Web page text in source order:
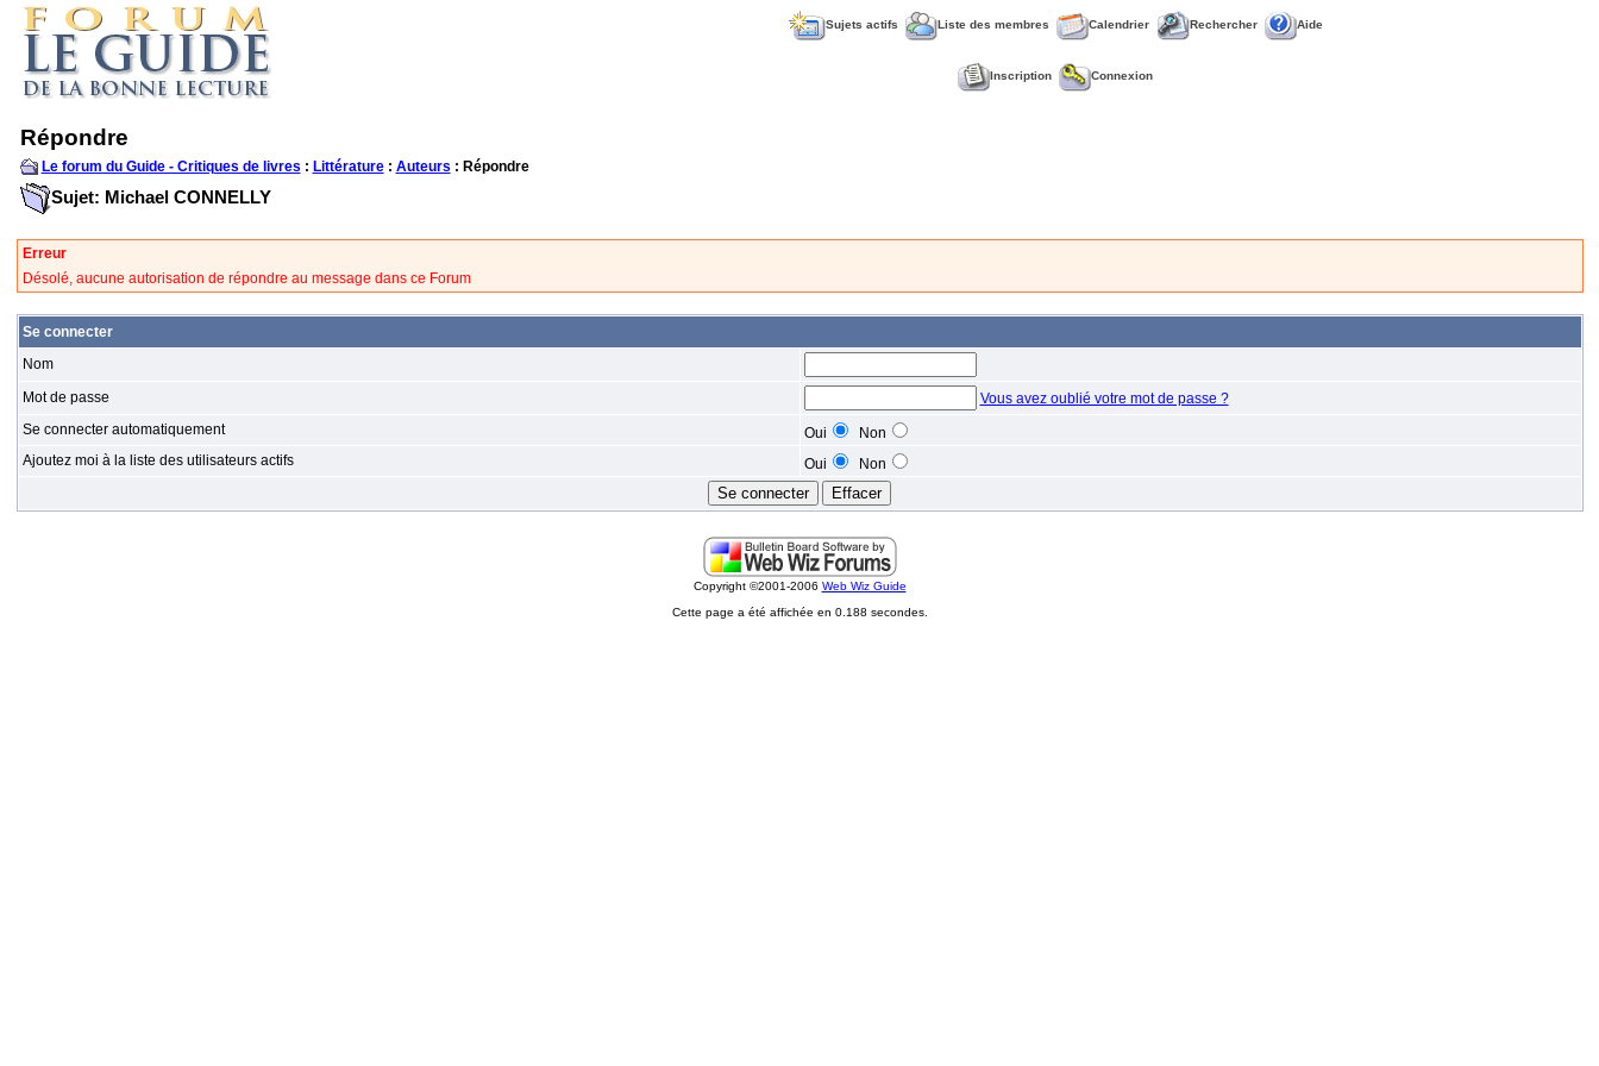
Sujets actifs Liste des membres Calendrier Rechercher Aide
Inscription Connexion
Répondre
Le forum du Guide - Critiques de livres : Littérature: Auteurs : Répondre
Sujet: Michael CONNELLY
Erreur
Désolé, aucune autorisation de répondre au message dans ce Forum
Se connecter
Nom
Mot de passe
Vous avez oublié votre mot de passe ?
Se connecter automatiquement
Oui
Non
Ajoutez moi à la liste des utilisateurs actifs
Oui Non
Copyright ©2001-2006 Web Wiz Guide
Cette page a été affichée en 0.188 secondes.